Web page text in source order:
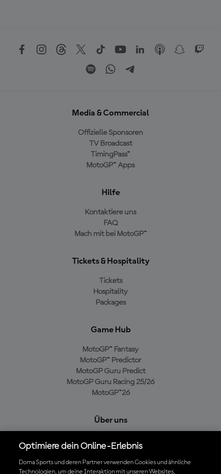
Media & Commercial
Offizielle Sponsoren
TV Broadcast
TimingPass™
MotoGP™ Apps
Hilfe
Kontaktiere uns
FAQ
Mach mit bei MotoGP™
Tickets & Hospitality
Tickets
Hospitality
Packages
Game Hub
MotoGP™ Fantasy
MotoGP™ Predictor
MotoGP Guru Predict
MotoGP Guru Racing 25/26
MotoGP™26
Über uns
Cookie-Richtlinien
Geschäftsbedingungen
Optimiere dein Online-Erlebnis
Dorna Sports und deren Partner verwenden Cookies und ähnliche
Technologien, um deine Interaktion mit unseren Websites,